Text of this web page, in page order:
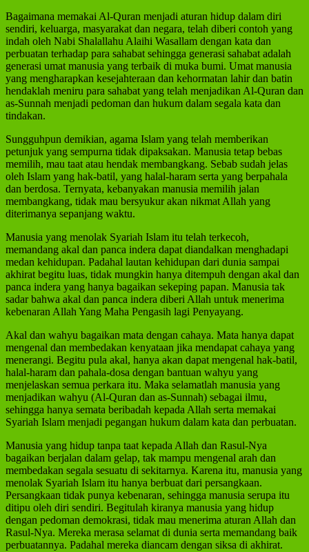
Bagaimana memakai Al-Quran menjadi aturan hidup dalam diri
sendiri, keluarga, masyarakat dan negara, telah diberi contoh yang
indah oleh Nabi Shalallahu Alaihi Wasallam dengan kata dan
perbuatan terhadap para sahabat sehingga generasi sahabat adalah
generasi umat manusia yang terbaik di muka bumi. Umat manusia
yang mengharapkan kesejahteraan dan kehormatan lahir dan batin
hendaklah meniru para sahabat yang telah menjadikan Al-Quran dan
as-Sunnah menjadi pedoman dan hukum dalam segala kata dan
tindakan.
Sungguhpun demikian, agama Islam yang telah memberikan
petunjuk yang sempurna tidak dipaksakan. Manusia tetap bebas
memilih, mau taat atau hendak membangkang. Sebab sudah jelas
oleh Islam yang hak-batil, yang halal-haram serta yang berpahala
dan berdosa. Ternyata, kebanyakan manusia memilih jalan
membangkang, tidak mau bersyukur akan nikmat Allah yang
diterimanya sepanjang waktu.
Manusia yang menolak Syariah Islam itu telah terkecoh,
memandang akal dan panca indera dapat diandalkan menghadapi
medan kehidupan. Padahal lautan kehidupan dari dunia sampai
akhirat begitu luas, tidak mungkin hanya ditempuh dengan akal dan
panca indera yang hanya bagaikan sekeping papan. Manusia tak
sadar bahwa akal dan panca indera diberi Allah untuk menerima
kebenaran Allah Yang Maha Pengasih lagi Penyayang.
Akal dan wahyu bagaikan mata dengan cahaya. Mata hanya dapat
mengenal dan membedakan kenyataan jika mendapat cahaya yang
menerangi. Begitu pula akal, hanya akan dapat mengenal hak-batil,
halal-haram dan pahala-dosa dengan bantuan wahyu yang
menjelaskan semua perkara itu. Maka selamatlah manusia yang
menjadikan wahyu (Al-Quran dan as-Sunnah) sebagai ilmu,
sehingga hanya semata beribadah kepada Allah serta memakai
Syariah Islam menjadi pegangan hukum dalam kata dan perbuatan.
Manusia yang hidup tanpa taat kepada Allah dan Rasul-Nya
bagaikan berjalan dalam gelap, tak mampu mengenal arah dan
membedakan segala sesuatu di sekitarnya. Karena itu, manusia yang
menolak Syariah Islam itu hanya berbuat dari persangkaan.
Persangkaan tidak punya kebenaran, sehingga manusia serupa itu
ditipu oleh diri sendiri. Begitulah kiranya manusia yang hidup
dengan pedoman demokrasi, tidak mau menerima aturan Allah dan
Rasul-Nya. Mereka merasa selamat di dunia serta memandang baik
perbuatannya. Padahal mereka diancam dengan siksa di akhirat.